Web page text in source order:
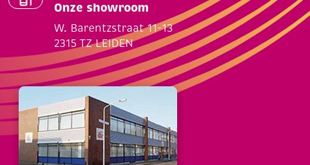
Onze showroom
W. Barentzstraat 11-13
2315 TZ LEIDEN